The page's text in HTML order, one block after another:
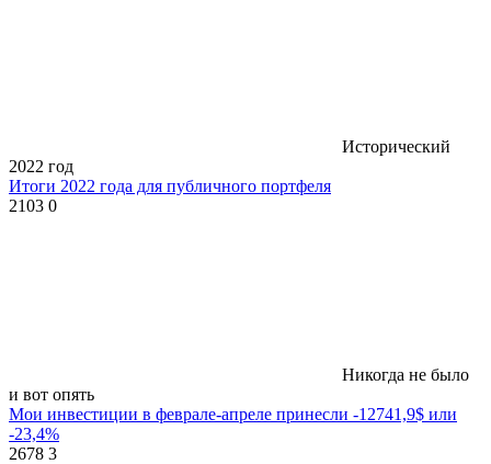
Исторический
2022 год
Итоги 2022 года для публичного портфеля
2103 0
Никогда не было
и вот опять
Мои инвестиции в феврале-апреле принесли -12741,9$ или
-23,4%
2678 3